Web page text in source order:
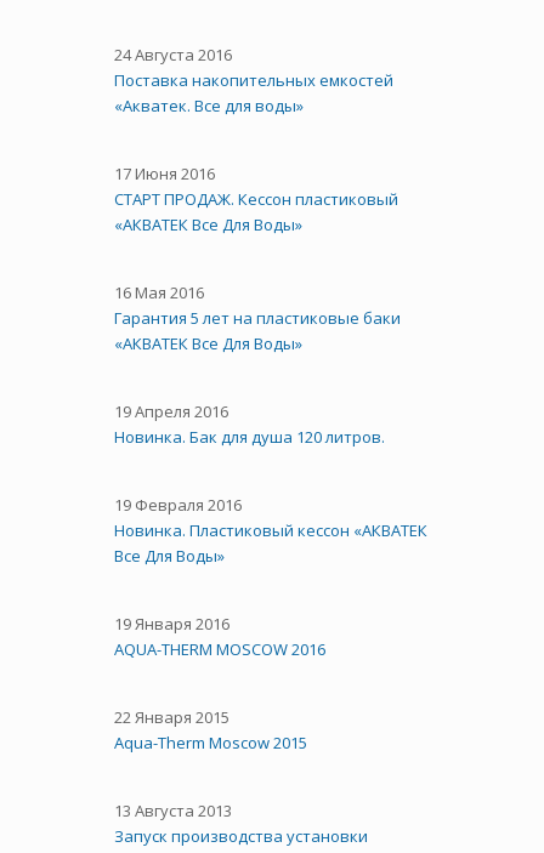
24 Августа 2016
Поставка накопительных емкостей
«Акватек. Все для воды»
17 Июня 2016
СТАРТ ПРОДАЖ. Кессон пластиковый
«АКВАТЕК Все Для Воды»
16 Мая 2016
Гарантия 5 лет на пластиковые баки
«АКВАТЕК Все Для Воды»
19 Апреля 2016
Новинка. Бак для душа 120 литров.
19 Февраля 2016
Новинка. Пластиковый кессон «АКВАТЕК
Все Для Воды»
19 Января 2016
AQUA-THERM MOSCOW 2016
22 Января 2015
Aqua-Therm Moscow 2015
13 Августа 2013
Запуск производства установки